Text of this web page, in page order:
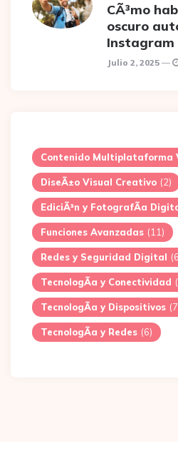
CÃ³mo
oscuro
Instagram
Julio 2, 2025
Contenido Multiplataforma
DiseÃ±o Visual Creativo (2)
EdiciÃ³n y FotografÃ­a
Funciones Avanzadas (11)
Redes y Seguridad Digital
TecnologÃ­a y Conectividad
TecnologÃ­a y Dispositivos
TecnologÃ­a y Redes (6)